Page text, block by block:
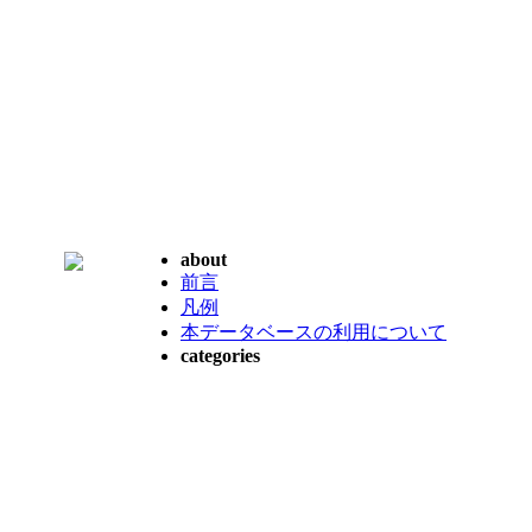
about
前言
凡例
本データベースの利用について
categories